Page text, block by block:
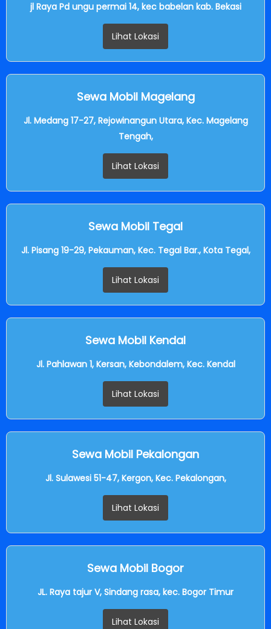
jl Raya Pd ungu permai 14, kec babelan kab. Bekasi
Lihat Lokasi
Sewa Mobil Magelang
Jl. Medang 17-27, Rejowinangun Utara, Kec. Magelang
Tengah,
Lihat Lokasi
Sewa Mobil Tegal
Jl. Pisang 19-29, Pekauman, Kec. Tegal Bar., Kota Tegal,
Lihat Lokasi
Sewa Mobil Kendal
Jl. Pahlawan 1, Kersan, Kebondalem, Kec. Kendal
Lihat Lokasi
Sewa Mobil Pekalongan
Jl. Sulawesi 51-47, Kergon, Kec. Pekalongan,
Lihat Lokasi
Sewa Mobil Bogor
JL. Raya tajur V, Sindang rasa, kec. Bogor Timur
Lihat Lokasi